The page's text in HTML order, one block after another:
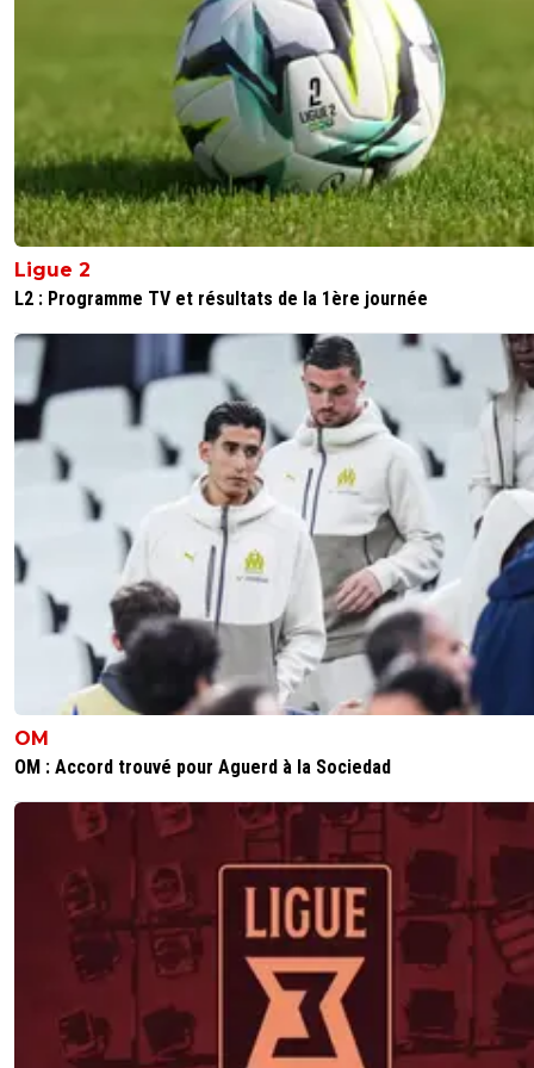
masse salariale et recuperer du cash et garder
Avec lui tu es sur d'avoir un joueur de classe à plus de
et des assists...
Je préfère vendre gouiri à 30M t'as rien a redonner et
que tu vas récupérer ave Mason ...
3+ Répondre
OMOMetBASTA 02 juillet 2026 à 12:30
45 c'est une misere
Répondre
OMOMetBASTA 02 juillet 2026 à 12:20
Je suis dégouté
Répondre
THE-STiG- 02 juillet 2026 à 12:21 247
T était censé récupérer un pourcentage sur la
Répondre
OMOMetBASTA 02 juillet 2026 à 12:25 +151
J'aurais bien voulu ouai 🤣
non sérieux j'aurais préféré 60 million pour qu'il
reste un peu pour le recrutement par rapport
% de ManU.
Mais meme si on le vend 1 milliard ca veut pas
quon aura 1 milliard pour recruter... quon le
ou 30 le mercato sera de toute façon un
cost alors quon le garde
0
OMOMetBASTA 02 juillet 2026 à 19:52 151
Je prefererais carrement qu'on le garde
Ligue 2
L2 : Programme TV et résultats de la 1ère journée
OM
OM : Accord trouvé pour Aguerd à la Sociedad